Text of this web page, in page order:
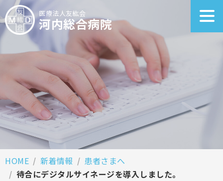
医療法人友紘会
河内総合病院
HOME 新着情報
患者さまへ
待合にデジタルサイネージを導入しました。